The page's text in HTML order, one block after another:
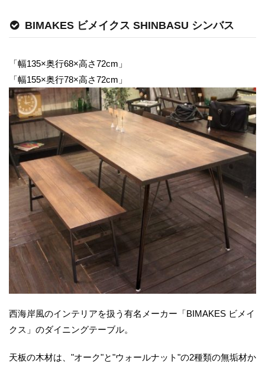
BIMAKES ビメイクス SHINBASU シンバス
「幅135×奥行68×高さ72cm」
「幅155×奥行78×高さ72cm」
西海岸風のインテリアを扱う有名メーカー「BIMAKES ビメイ
クス」のダイニングテーブル。
天板の木材は、"オーク"と"ウォールナット"の2種類の無垢材か